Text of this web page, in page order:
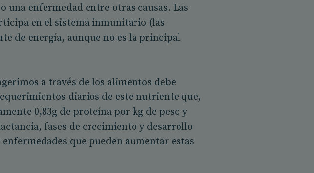
una enfermedad entre otras causas. Las
en el sistema inmunitario (las
de energía, aunque no es la principal
a través de los alimentos debe
diarios de este nutriente que,
0,83g de proteína por kg de peso y
fases de crecimiento y desarrollo
que pueden aumentar estas